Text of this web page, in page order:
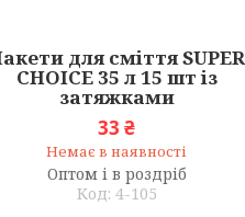
для сміття SUPER
CHOICE 35 л 15 шт із
затяжками
33 ₴
Немає в наявності
Оптом і в роздріб
4-105